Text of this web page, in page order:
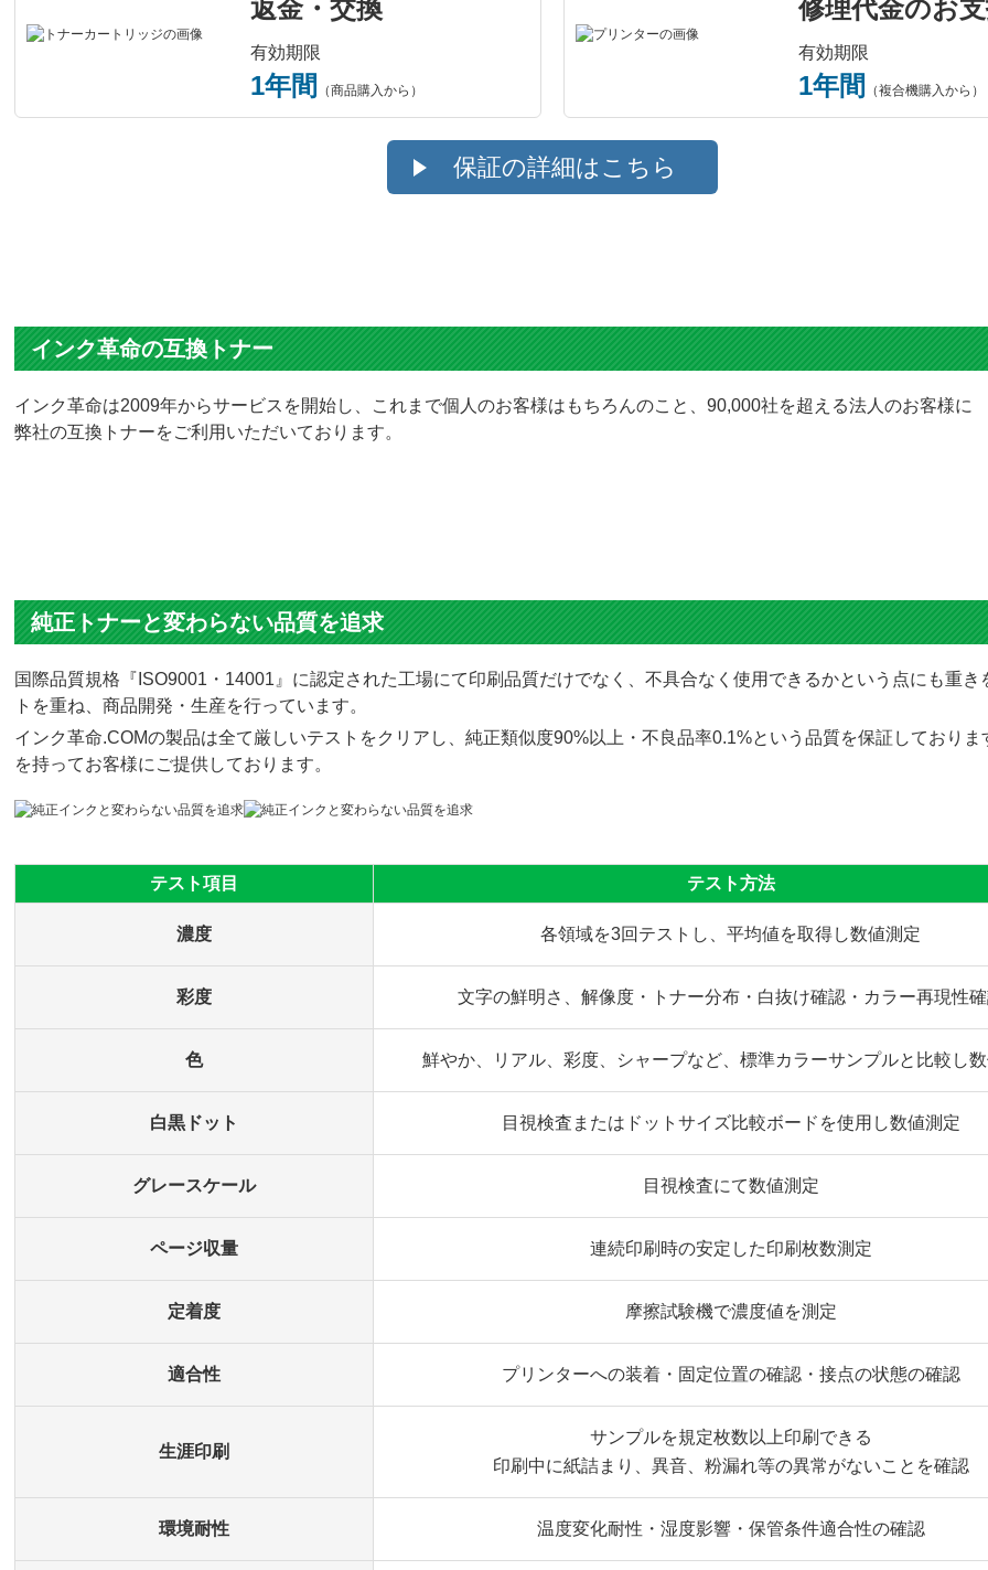
返金・交換
有効期限
1年間 （商品購入から）
修理代金のお
有効期限
1年間 （複合機購入から）
保証の詳細はこちら
インク革命の互換トナー
インク革命は2009年からサービスを開始し、これまで個人のお客様はもちろんのこと、90,000社を超える法人のお客様に
弊社の互換トナーをご利用いただいております。
純正トナーと変わらない品質を追求
国際品質規格『ISO9001・14001』に認定された工場にて印刷品質だけでなく、不具合なく使用できるかという点にも重き
トを重ね、商品開発・生産を行っています。
インク革命.COMの製品は全て厳しいテストをクリアし、純正類似度90%以上・不良品率0.1%という品質を保証しておりま
を持ってお客様にご提供しております。
テスト項目 テスト方法
濃度 各領域を3回テストし、平均値を取得し数値測定
彩度 文字の鮮明さ、解像度・トナー分布・白抜け確認・カラー再現性
色 鮮やか、リアル、彩度、シャープなど、標準カラーサンプルと比較し
白黒ドット 目視検査またはドットサイズ比較ボードを使用し数値測定
グレースケール 目視検査にて数値測定
ページ収量 連続印刷時の安定した印刷枚数測定
定着度 摩擦試験機で濃度値を測定
適合性 プリンターへの装着・固定位置の確認・接点の状態の確認
生涯印刷
サンプルを規定枚数以上印刷できる
印刷中に紙詰まり、異音、粉漏れ等の異常がないことを確認
環境耐性 温度変化耐性・湿度影響・保管条件適合性の確認